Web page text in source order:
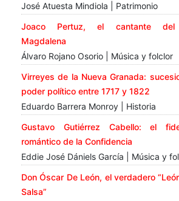
José Atuesta Mindiola | Patrimonio
Joaco Pertuz, el cantante del
Magdalena
Álvaro Rojano Osorio | Música y folclor
Virreyes de la Nueva Granada:
poder político entre 1717 y 1822
Eduardo Barrera Monroy | Historia
Gustavo Gutiérrez Cabello: el
romántico de la Confidencia
Eddie José Dániels García | Música y
Don Óscar De León, el verdadero
Salsa”